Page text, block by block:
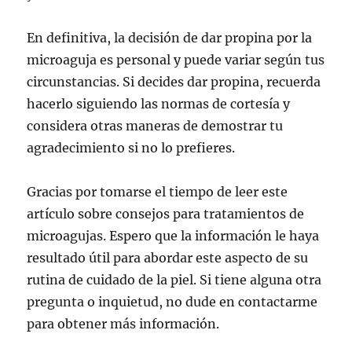
En definitiva, la decisión de dar propina por la
microaguja es personal y puede variar según tus
circunstancias. Si decides dar propina, recuerda
hacerlo siguiendo las normas de cortesía y
considera otras maneras de demostrar tu
agradecimiento si no lo prefieres.
Gracias por tomarse el tiempo de leer este
artículo sobre consejos para tratamientos de
microagujas. Espero que la información le haya
resultado útil para abordar este aspecto de su
rutina de cuidado de la piel. Si tiene alguna otra
pregunta o inquietud, no dude en contactarme
para obtener más información.